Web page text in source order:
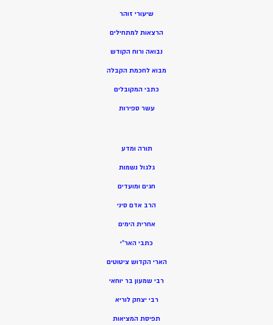
שיעורי זוהר
הרצאות למתחילים
נבואה ורוח הקודש
מבוא לחכמת הקבלה
כתבי המקובלים
עשר ספירות
תורה ומדע
גלגול נשמות
חגים ומועדים
הרב אדם סיני
אחרית הימים
כתבי האר”י
הארי הקדוש ציטוטים
רבי שמעון בר יוחאי
רבי יצחק לוריא
תפיסת המציאות